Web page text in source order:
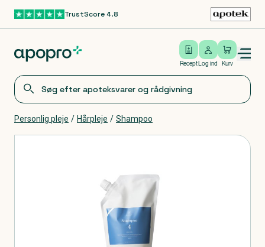
Gå til hovedindholdTrustScore 4.8
Recept
Log ind
Log ind Kurv
Open/close menu
Personlig pleje / Hårpleje / Shampoo